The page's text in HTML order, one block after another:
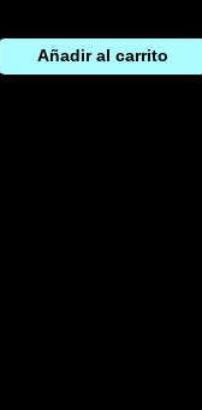
Añadir al carrito